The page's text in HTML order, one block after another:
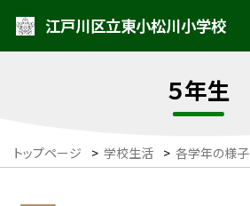
江戸川区立東小松川小学校
５年生
トップページ > 学校生活 > 各学年の様子